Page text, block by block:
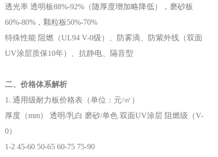
透光率 透明板88%-92%（随厚度增加略降低），磨砂板
60%-80%，颗粒板50%-70%
特殊性能 阻燃（UL94 V-0级）、防雾滴、防紫外线（双面
UV涂层质保10年）、抗静电、隔音型
二、价格体系解析
1. 通用级耐力板价格表（单位：元/㎡）
厚度（mm） 透明/乳白 磨砂/单色 双面UV涂层 阻燃级（V-
0）
1-2 45-60 50-65 60-75 75-90